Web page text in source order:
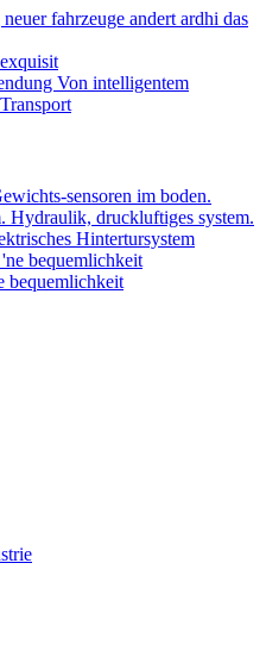
fahrzeuge andert ardhi das
Von intelligentem
sensoren im boden.
Hydraulik, druckluftiges system.
Hintertursystem
bequemlichkeit